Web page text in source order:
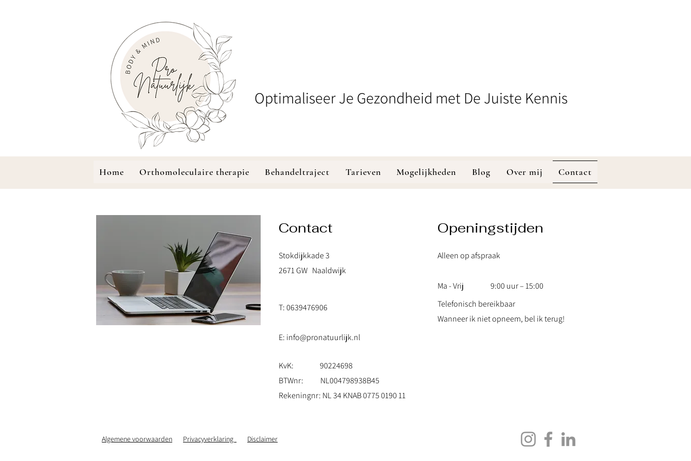
Optimaliseer Je Gezondheid met De Juiste Kennis
Home Orthomoleculaire therapie Behandeltraject Tarieven Mogelijkheden Blog Over mij Contact
Contact
Stokdijkkade 3
2671 GW Naaldwijk
Openingstijden
Alleen op afspraak
Ma - Vrij
9:00 uur – 15:00
T: 0639476906
Telefonisch bereikbaar​
Wanneer ik niet opneem, bel ik terug!
E: info@pronatuurlijk.nl
KvK: 90224698
BTWnr: NL004798938B45
Rekeningnr: NL 34 KNAB 0775 0190 11
Algemene voorwaarden Privacyverklaring Disclaimer